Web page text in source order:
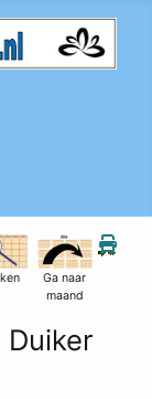
Ga naar
maand